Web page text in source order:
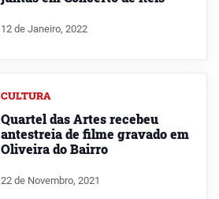
12 de Janeiro, 2022
CULTURA
Quartel das Artes recebeu
antestreia de filme gravado em
Oliveira do Bairro
22 de Novembro, 2021